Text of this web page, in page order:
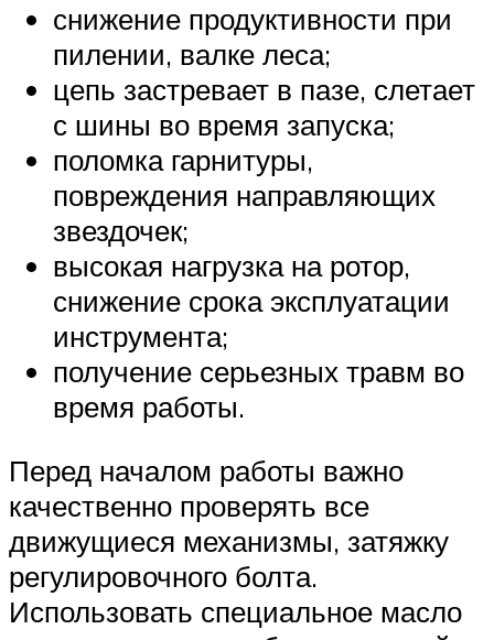
снижение продуктивности при
пилении, валке леса;
цепь застревает в пазе, слетает
с шины во время запуска;
поломка гарнитуры,
повреждения направляющих
звездочек;
высокая нагрузка на ротор,
снижение срока эксплуатации
инструмента;
получение серьезных травм во
время работы.
Перед началом работы важно
качественно проверять все
движущиеся механизмы, затяжку
регулировочного болта.
Использовать специальное масло